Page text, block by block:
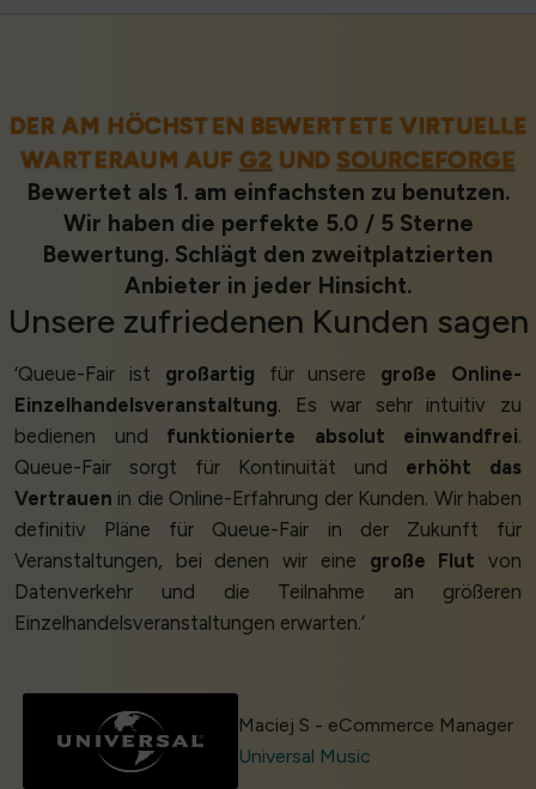
DER AM HÖCHSTEN BEWERTETE VIRTUELLE
WARTERAUM AUF G2 UND SOURCEFORGE
Bewertet als 1. am einfachsten zu benutzen.
Wir haben die perfekte 5.0 / 5 Sterne
Bewertung. Schlägt den zweitplatzierten
Anbieter in jeder Hinsicht.
Unsere zufriedenen Kunden sagen
‘Queue-Fair ist großartig für unsere große Online-
Einzelhandelsveranstaltung. Es war sehr intuitiv zu
bedienen und funktionierte absolut einwandfrei.
Queue-Fair sorgt für Kontinuität und erhöht das
Vertrauen in die Online-Erfahrung der Kunden. Wir haben
definitiv Pläne für Queue-Fair in der Zukunft für
Veranstaltungen, bei denen wir eine große Flut von
Datenverkehr und die Teilnahme an größeren
Einzelhandelsveranstaltungen erwarten.’
Maciej S - eCommerce Manager
Universal Music